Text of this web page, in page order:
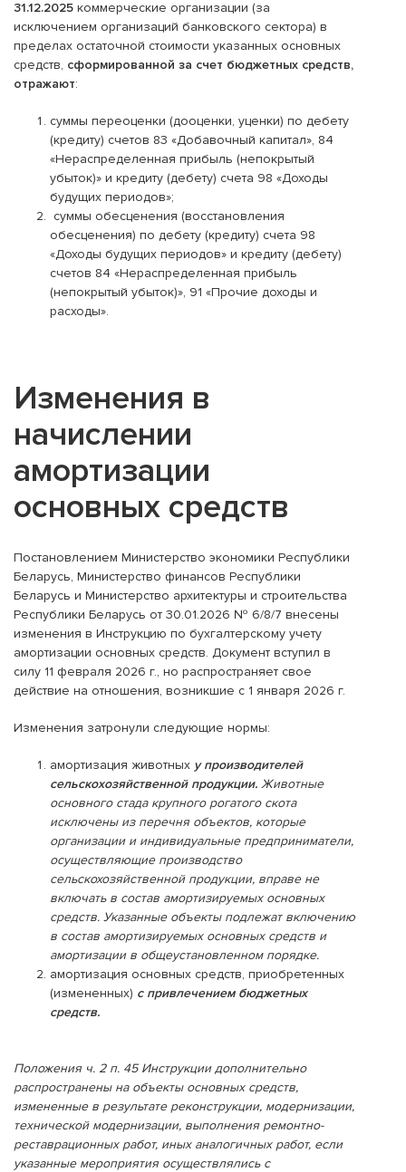
31.12.2025 коммерческие организации (за
исключением организаций банковского сектора) в
пределах остаточной стоимости указанных основных
средств, сформированной за счет бюджетных средств,
отражают:
суммы переоценки (дооценки, уценки) по дебету
(кредиту) счетов 83 «Добавочный капитал», 84
«Нераспределенная прибыль (непокрытый
убыток)» и кредиту (дебету) счета 98 «Доходы
будущих периодов»;
суммы обесценения (восстановления
обесценения) по дебету (кредиту) счета 98
«Доходы будущих периодов» и кредиту (дебету)
счетов 84 «Нераспределенная прибыль
(непокрытый убыток)», 91 «Прочие доходы и
расходы».
Изменения в
начислении
амортизации
основных средств
Постановлением Министерство экономики Республики
Беларусь, Министерство финансов Республики
Беларусь и Министерство архитектуры и строительства
Республики Беларусь от 30.01.2026 № 6/8/7 внесены
изменения в Инструкцию по бухгалтерскому учету
амортизации основных средств. Документ вступил в
силу 11 февраля 2026 г., но распространяет свое
действие на отношения, возникшие с 1 января 2026 г.
Изменения затронули следующие нормы:
амортизация животных у производителей
сельскохозяйственной продукции. Животные
основного стада крупного рогатого скота
исключены из перечня объектов, которые
организации и индивидуальные предприниматели,
осуществляющие производство
сельскохозяйственной продукции, вправе не
включать в состав амортизируемых основных
средств. Указанные объекты подлежат включению
в состав амортизируемых основных средств и
амортизации в общеустановленном порядке.
амортизация основных средств, приобретенных
(измененных) с привлечением бюджетных
средств.
Положения ч. 2 п. 45 Инструкции дополнительно
распространены на объекты основных средств,
измененные в результате реконструкции, модернизации,
технической модернизации, выполнения ремонтно-
реставрационных работ, иных аналогичных работ, если
указанные мероприятия осуществлялись с